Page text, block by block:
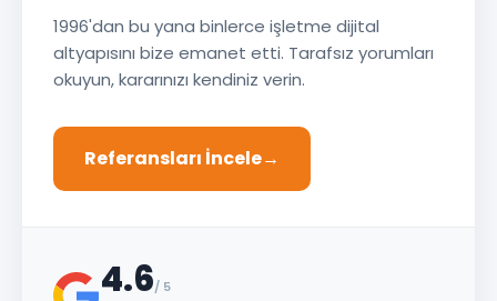
1996'dan bu yana binlerce işletme dijital
altyapısını bize emanet etti. Tarafsız yorumları
okuyun, kararınızı kendiniz verin.
Referansları İncele→
4.6/ 5